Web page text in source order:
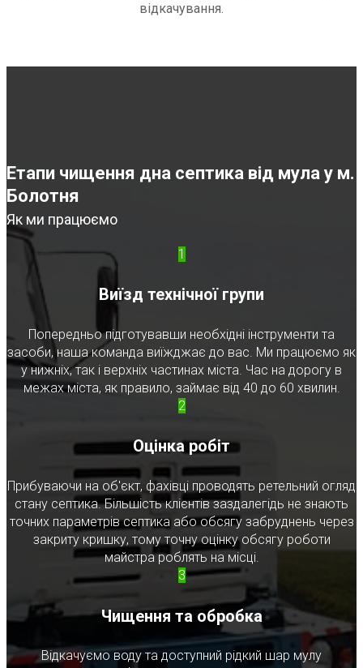
відкачування.
Етапи чищення дна септика від мула у м.
Болотня
Як ми працюємо
1
Виїзд технічної групи
Попередньо підготувавши необхідні інструменти та
засоби, наша команда виїжджає до вас. Ми працюємо як
у нижніх, так і верхніх частинах міста. Час на дорогу в
межах міста, як правило, займає від 40 до 60 хвилин.
2
Оцінка робіт
Прибуваючи на об'єкт, фахівці проводять ретельний огляд
стану септика. Більшість клієнтів заздалегідь не знають
точних параметрів септика або обсягу забруднень через
закриту кришку, тому точну оцінку обсягу роботи
майстра роблять на місці.
3
Чищення та обробка
Відкачуємо воду та доступний рідкий шар мулу